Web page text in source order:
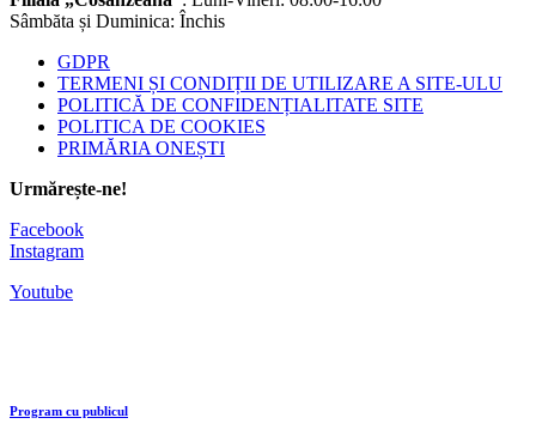
Sâmbăta și Duminica: Închis
GDPR
TERMENI ȘI CONDIȚII DE UTILIZARE A SITE-ULU
POLITICĂ DE CONFIDENȚIALITATE SITE
POLITICA DE COOKIES
PRIMĂRIA ONEȘTI
Urmărește-ne!
Facebook
Instagram
Youtube
Program cu publicul